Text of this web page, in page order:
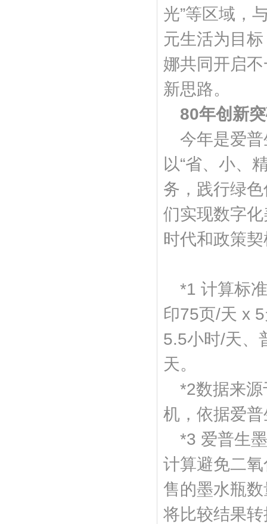
光”等区域，
元生活为目
娜共同开启
新思路。
80年创新
今年是爱
以“省、小、
务，践行绿
们实现数字
时代和政策
*1 计算标
印75页/天 x
5.5小时/天、
天。
*2数据来
机，依据爱
*3 爱普生
计算避免二
售的墨水瓶
将比较结果